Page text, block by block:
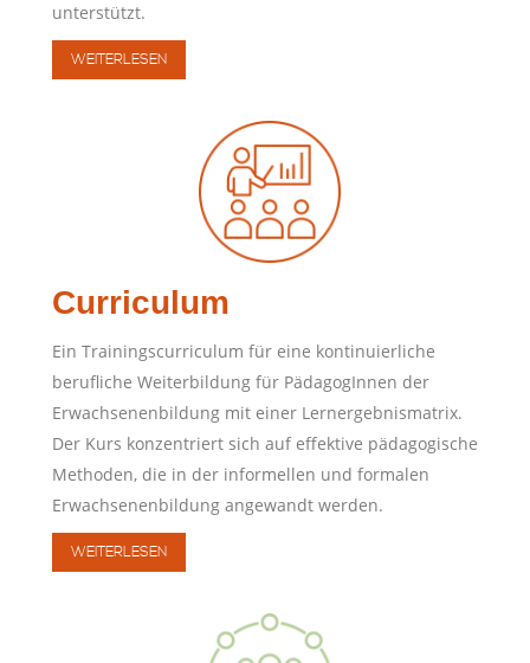
unterstützt.
WEITERLESEN
Curriculum
Ein Trainingscurriculum für eine kontinuierliche
berufliche Weiterbildung für PädagogInnen der
Erwachsenenbildung mit einer Lernergebnismatrix.
Der Kurs konzentriert sich auf effektive pädagogische
Methoden, die in der informellen und formalen
Erwachsenenbildung angewandt werden.
WEITERLESEN